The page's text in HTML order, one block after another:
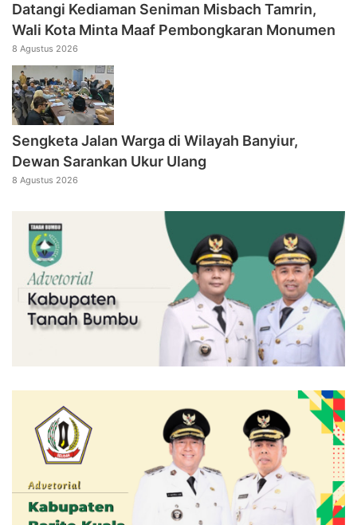
Datangi Kediaman Seniman Misbach Tamrin,
Wali Kota Minta Maaf Pembongkaran Monumen
8 Agustus 2026
Sengketa Jalan Warga di Wilayah Banyiur,
Dewan Sarankan Ukur Ulang
8 Agustus 2026